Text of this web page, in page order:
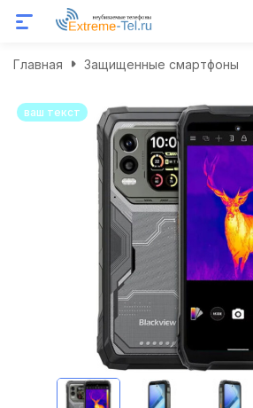
Главная Защищенные смартфоны
ваш текст